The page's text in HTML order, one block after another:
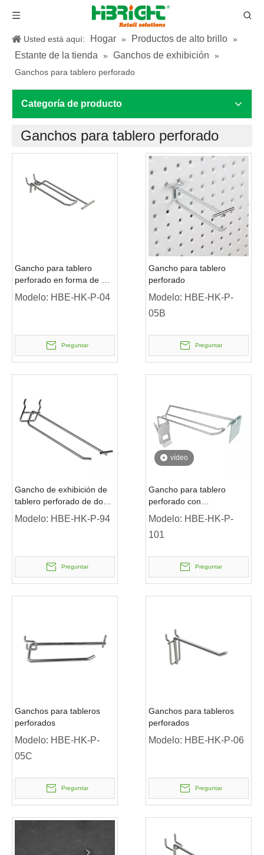
Usted está aquí: Hogar » Productos de alto brillo »
Estante de la tienda » Ganchos de exhibición
»
Ganchos para tablero perforado
Categoría de producto
Ganchos para tablero perforado
Gancho para tablero
perforado en forma de U
europeo con brazo
oscilante
Modelo: HBE-HK-P-04
Preguntar
Gancho para tablero
perforado
Modelo: HBE-HK-P-
05B
Preguntar
Gancho de exhibición de
tablero perforado de doble
línea
Modelo: HBE-HK-P-94
Preguntar
vídeo
Gancho para tablero
perforado con
portaetiquetas
Modelo: HBE-HK-P-
101
Preguntar
Ganchos para tableros
perforados
Modelo: HBE-HK-P-
05C
Preguntar
Ganchos para tableros
perforados
Modelo: HBE-HK-P-06
Preguntar